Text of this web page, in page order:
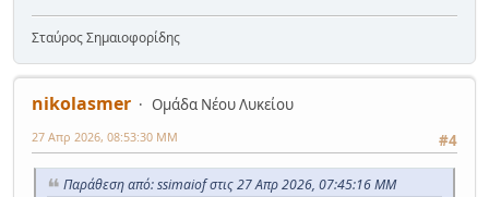
Σταύρος Σημαιοφορίδης
nikolasmer
Ομάδα Νέου Λυκείου
#4
27 Απρ 2026, 08:53:30 ΜΜ
Παράθεση από: ssimaiof στις 27 Απρ 2026, 07:45:16 ΜΜ